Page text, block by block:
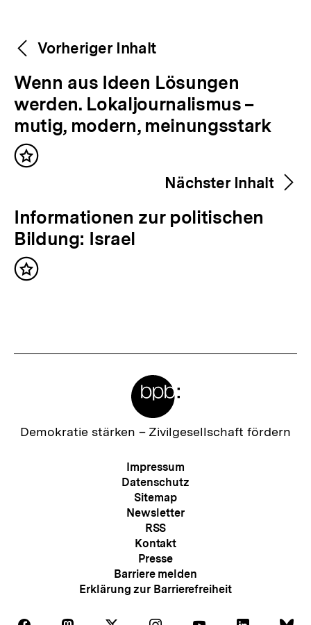
Weitere
Inhalte
Content-
Navigation
Vorheriger Inhalt
V
o
r
h
e
i
g
e
r
Wenn aus Ideen Lösungen
werden. Lokaljournalismus –
mutig, modern, meinungsstark
Inhalt
Nächster Inhalt
N
ä
c
h
h
Informationen zur politischen
Bildung: Israel
Inhalt
Zur
Demokratie stärken – Zivilgesellschaft fördern
Meta-
Navigation
Impressum
Datenschutz
Sitemap
Newsletter
RSS
Kontakt
Presse
Barriere melden
Erklärung zur Barrierefreiheit